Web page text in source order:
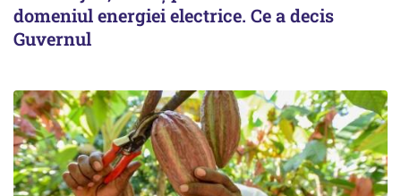
domeniul energiei electrice. Ce a decis
Guvernul